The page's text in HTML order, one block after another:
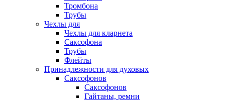
Тромбона
Трубы
Чехлы для
Чехлы для кларнета
Саксофона
Трубы
Флейты
Принадлежности для духовых
Саксофонов
Саксофонов
Гайтаны, ремни